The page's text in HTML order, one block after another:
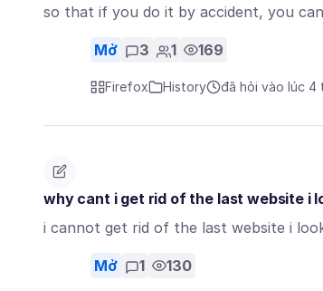
so that if you do it by accident, you
Mở 3 1 169
Firefox History đã hỏi vào lúc 4
why cant i get rid of the last website i
i cannot get rid of the last website i
Mở 1 130